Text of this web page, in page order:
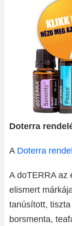
Doterra
A Doterra
A doTERRA az
elismert
tanúsított,
borsmenta,